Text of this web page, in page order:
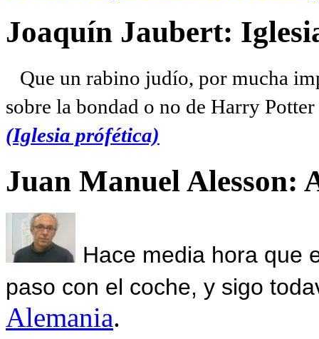
Joaquín Jaubert:
Que un rabino judío, por mucha
sobre la bondad o no de Harry
(Iglesia prófética)
Juan Manuel Alesson:
Hace media hora que
paso con el coche, y sigo
Alemania.